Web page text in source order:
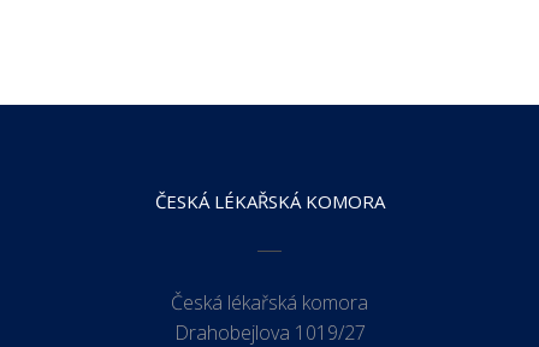
ČESKÁ LÉKAŘSKÁ KOMORA
Česká lékařská komora
Drahobejlova 1019/27